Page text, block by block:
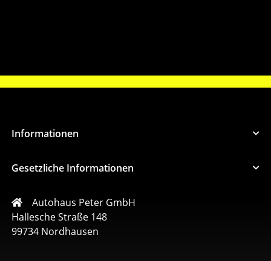
Informationen
Gesetzliche Informationen
Autohaus Peter GmbH
Hallesche Straße 148
99734 Nordhausen